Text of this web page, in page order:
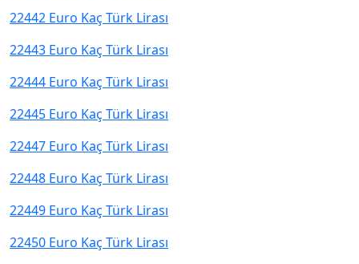
22442 Euro Kaç Türk Lirası
22443 Euro Kaç Türk Lirası
22444 Euro Kaç Türk Lirası
22445 Euro Kaç Türk Lirası
22447 Euro Kaç Türk Lirası
22448 Euro Kaç Türk Lirası
22449 Euro Kaç Türk Lirası
22450 Euro Kaç Türk Lirası